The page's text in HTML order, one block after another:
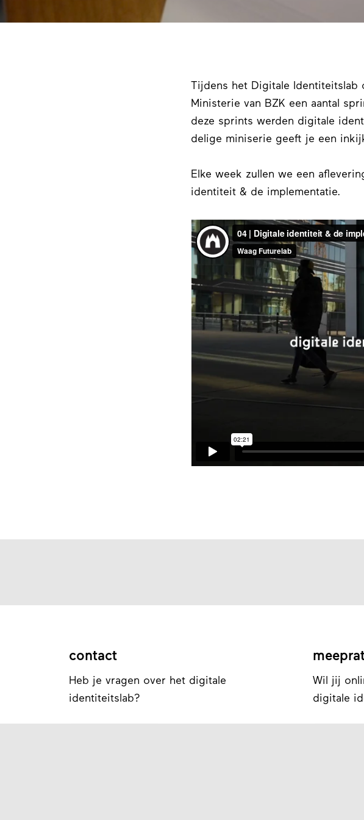
Tijdens het Digitale Identiteitslab
Ministerie van BZK een aantal
deze sprints werden digitale
delige miniserie geeft je een
Elke week zullen we een
identiteit & de implementatie.
contact
Heb je vragen over het digitale
identiteitslab?
Wil jij
digitale